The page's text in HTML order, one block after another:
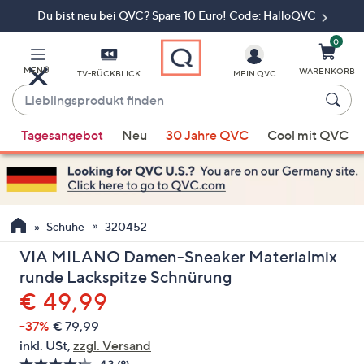
Du bist neu bei QVC? Spare 10 Euro! Code: HalloQVC
MENÜ TV-RÜCKBLICK
Lieblingsprodukt
finden
Vorschläge
verfügbar
sind,
verwenden
Sie
die
Pfeiltasten
nach
oben
und
nach
unten
MEIN QVC
0
WARENKORB
Tagesangebot Neu 30 Jahre QVC Cool mit QVC
Schuhe 320452
VIA MILANO Damen-Sneaker Materialmix
runde Lackspitze Schnürung
Gelöscht
€ 49,99
-37% € 79,99
inkl. USt, zzgl. Versand